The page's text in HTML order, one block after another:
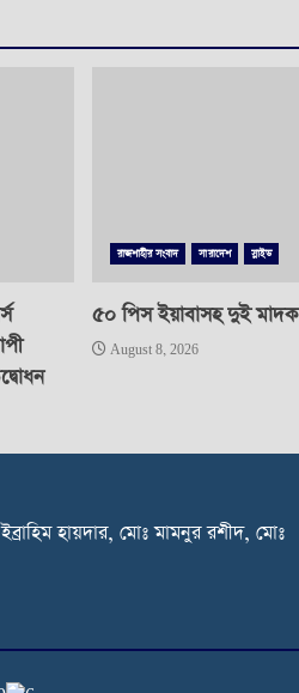
রাজশাহীর সংবাদ সারাদেশ স্লাইড
৫০ পিস ইয়াবাসহ দুই মাদক
August 8, 2026
হায়দার, মোঃ মামনুর রশীদ, মোঃ